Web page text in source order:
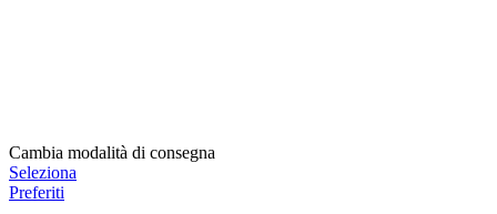
Cambia modalità di consegna
Seleziona
Preferiti